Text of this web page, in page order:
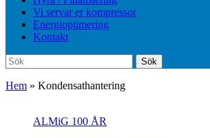
Vi servar er kompressor
Energioptimering
Kontakt
Sök
efter:
Sök
Hem » Kondensathantering
ALMiG 100 ÅR